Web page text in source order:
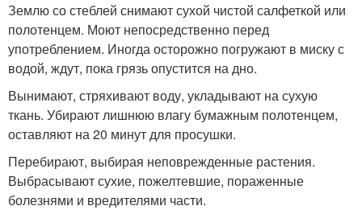
Землю со стеблей снимают сухой чистой салфеткой или
полотенцем. Моют непосредственно перед
употреблением. Иногда осторожно погружают в миску с
водой, ждут, пока грязь опустится на дно.
Вынимают, стряхивают воду, укладывают на сухую
ткань. Убирают лишнюю влагу бумажным полотенцем,
оставляют на 20 минут для просушки.
Перебирают, выбирая неповрежденные растения.
Выбрасывают сухие, пожелтевшие, пораженные
болезнями и вредителями части.